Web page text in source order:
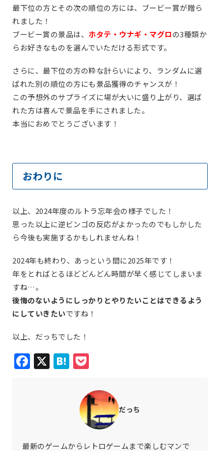
最下位の方とその次の順位の方には、ブービー賞が贈ら
れました！
ブービー賞の景品は、 ホタテ・ウナギ・マグロの3種類か
らお好きなものを選んでいただける形式です。
さらに、最下位の方の粋な計らいにより、ランダムに選
ばれた別の順位の方にも景品獲得のチャンスが！
この予想外のサプライズに場が大いに盛り上がり、選ば
れた方は喜んで景品を手にされました。
本当におめでとうございます！
おわりに
以上、2024年度のルトラ忘年会の様子でした！
思った以上に逆ビンゴの反応がよかったのでもしかした
ら今後も実施するかもしれませんね！
2024年も終わり、あっという間に2025年です！
年をとればとるほどどんどん時間が早く感じてしまいま
すね…。
後悔のないようにしっかりとやりたいことはできるよう
にしていきたいですね！
以上、だっちでした！
Facebook
X Hatena
だっち
最新のゲームからレトロゲームまで楽しむマンで